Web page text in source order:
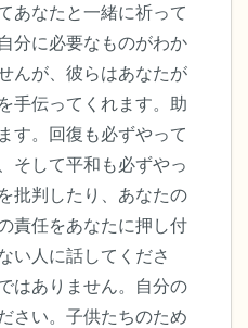
あなたと一緒に祈って
分に必要なものがわか
んが、彼らはあなたが
手伝ってくれます。助
す。回復も必ずやって
そして平和も必ずやっ
批判したり、あなたの
責任をあなたに押し付
い人に話してくださ
はありません。自分の
さい。子供たちのため